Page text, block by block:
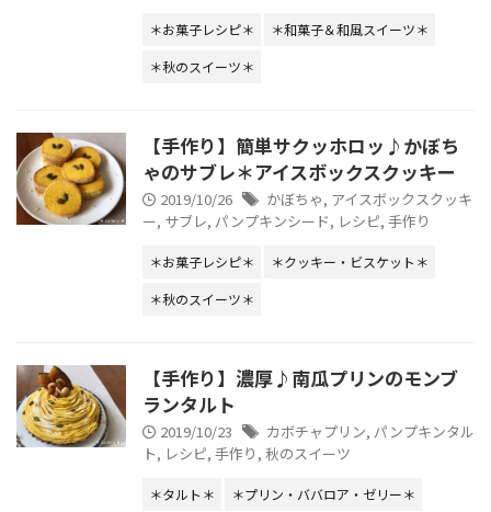
＊お菓子レシピ＊
＊和菓子＆和風スイーツ＊
＊秋のスイーツ＊
【手作り】簡単サクッホロッ♪かぼち
ゃのサブレ＊アイスボックスクッキー
2019/10/26 かぼちゃ, アイスボックスクッキ
ー, サブレ, パンプキンシード, レシピ, 手作り
＊お菓子レシピ＊
＊クッキー・ビスケット＊
＊秋のスイーツ＊
【手作り】濃厚♪南瓜プリンのモンブ
ランタルト
2019/10/23 カボチャプリン, パンプキンタル
ト, レシピ, 手作り , 秋のスイーツ
＊タルト＊
＊プリン・ババロア・ゼリー＊